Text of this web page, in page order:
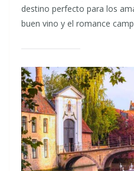
destino perfecto para los
buen vino y el romance